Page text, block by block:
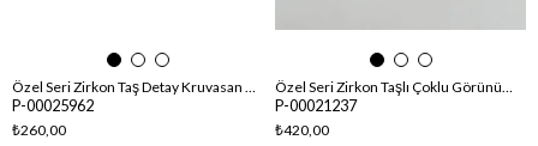
Özel Seri Zirkon Taş Detay Kruvasan Figür Halka Küpe
P-00025962
₺260,00
Özel Seri Zirkon Taşlı Çoklu Görünüm Küpe.
P-00021237
₺420,00